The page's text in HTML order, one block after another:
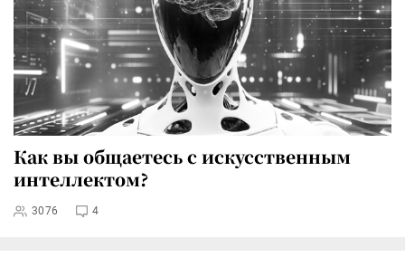
Как вы общаетесь с искусственным
интеллектом?
3076 4